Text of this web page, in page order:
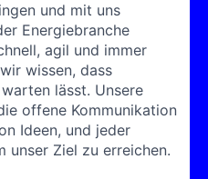
und mit uns
Energiebranche
agil und immer
wissen, dass
lässt. Unsere
offene Kommunikation
Ideen, und jeder
unser Ziel zu erreichen.